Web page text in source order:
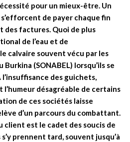
pour un mieux-être. Un
de payer chaque fin
des factures. Quoi de plus
de l’eau et de
calvaire souvent vécu par les
(SONABEL) lorsqu’ils se
des guichets,
l’humeur désagréable de certains
de ces sociétés laisse
d’un parcours du combattant.
client est le cadet des soucis de
prennent tard, souvent jusqu’à